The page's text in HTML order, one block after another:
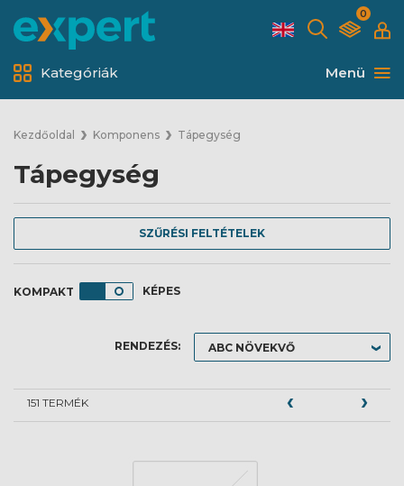
0
Menü
Kategóriák
Kezdőoldal Komponens Tápegység
Tápegység
SZŰRÉSI FELTÉTELEK
KÉPES
RENDEZÉS:
151 TERMÉK